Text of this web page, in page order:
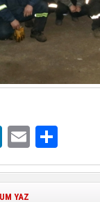
LinkedIn
Email
YAZ